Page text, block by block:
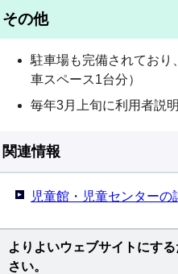
その他
駐車場も完備されており
車スペース1台分）
毎年3月上旬に利用者説
関連情報
児童館・児童センターの
よりよいウェブサイトにす
さい。